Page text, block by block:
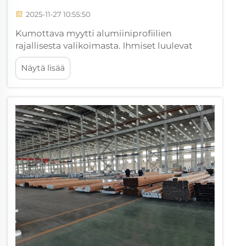
2025-11-27 10:55:50
Kumottava myytti alumiiniprofiilien
rajallisesta valikoimasta. Ihmiset luulevat
usein, että alumiiniprofiileja on saatavilla vain
vähän, koska he katsovat ainoastaan
standardikatalogeissa lueteltuja tuotteita
Näytä lisää